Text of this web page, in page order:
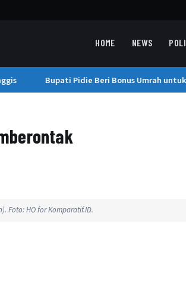
HOME NEWS
Bupati Pidie Beri Bonus Umrah untuk
Foto: HO for Komparatif.ID.